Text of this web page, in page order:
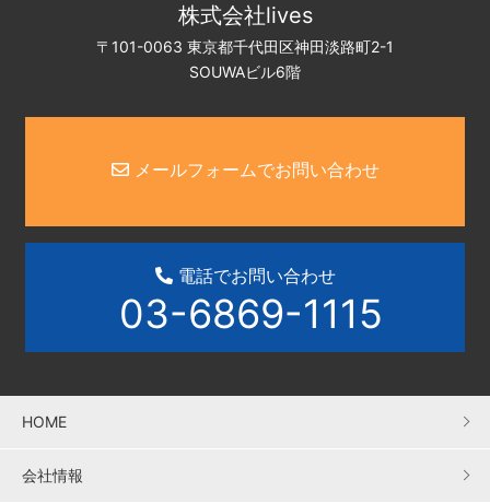
株式会社lives
〒101-0063 東京都千代田区神田淡路町2-1
SOUWAビル6階
メールフォームでお問い合わせ
電話でお問い合わせ
03-6869-1115
HOME
会社情報